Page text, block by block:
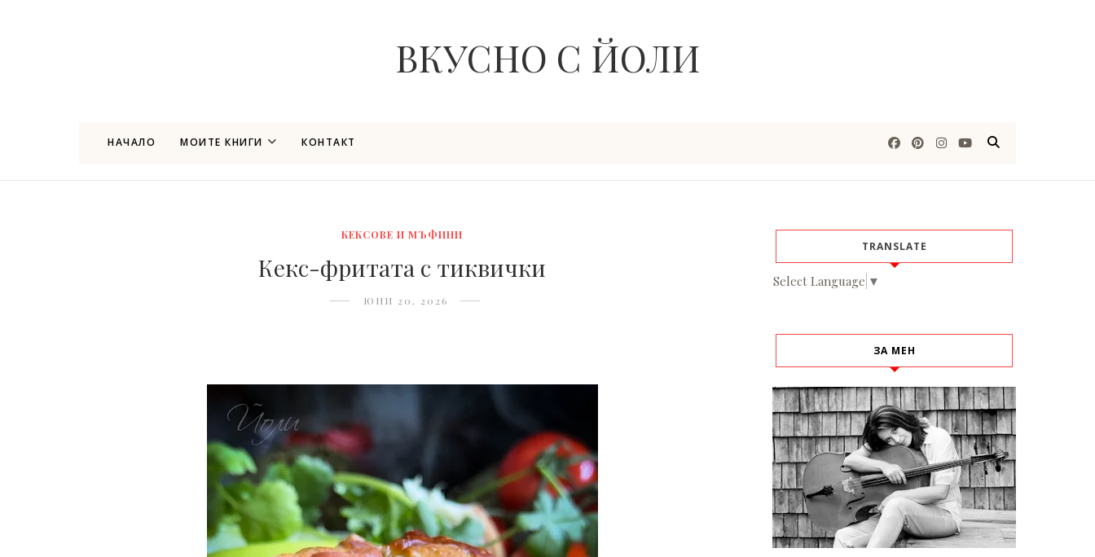
ВКУСНО С ЙОЛИ
НАЧАЛО МОИТЕ КНИГИ КОНТАКТ
КЕКСОВЕ И МЪФИНИ
Кекс-фритата с тиквички
ЮНИ 20, 2026
TRANSLATE
Select Language ▼
ЗА МЕН